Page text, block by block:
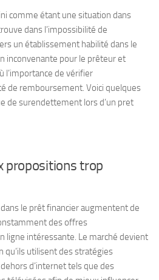
comme étant une situation dans
dans l’impossibilité de
un établissement habilité dans le
inconvenante pour le prêteur et
l’importance de vérifier
de remboursement. Voici quelques
de surendettement lors d’un pret
propositions trop
le prêt financier augmentent de
des offres
ligne intéressante. Le marché devient
qu’ils utilisent des stratégies
d’internet tels que des